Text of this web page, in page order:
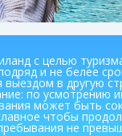
с целью
и не белее
в другую
по усмотрению
может быть
чтобы
не